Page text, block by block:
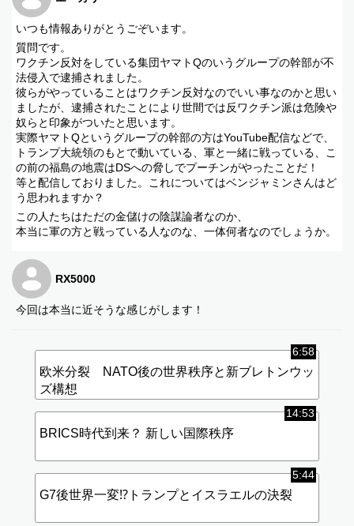
いつも情報ありがとうごぞいます。
質問です。
ワクチン反対をしている集団ヤマトQのいうグループの幹部が不
法侵入で逮捕されました。
彼らがやっていることはワクチン反対なのでいい事なのかと思い
ましたが、逮捕されたことにより世間では反ワクチン派は危険や
奴らと印象がついたと思います。
実際ヤマトQというグループの幹部の方はYouTube配信などで、
トランプ大統領のもとで動いている、軍と一緒に戦っている、こ
の前の福島の地震はDSへの脅しでプーチンがやったことだ！
等と配信しておりました。これについてはベンジャミンさんはど
う思われますか？
この人たちはただの金儲けの陰謀論者なのか、
本当に軍の方と戦っている人なのな、一体何者なのでしょうか。
RX5000
今回は本当に近そうな感じがします！
6:58
欧米分裂 NATO後の世界秩序と新ブレトンウッ
ズ構想
14:53
BRICS時代到来？ 新しい国際秩序
5:44
G7後世界一変⁉︎トランプとイスラエルの決裂